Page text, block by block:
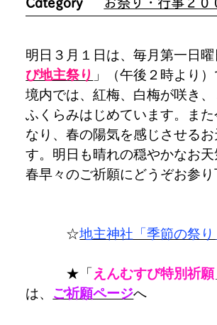
明日３月１日は、毎月第一日
び地主祭り 」（午後２時より）
境内では、紅梅、白梅が咲き
ふくらみはじめています。ま
なり、春の陽気を感じさせる
す。明日も晴れの穏やかなお
春早々のご祈願にどうぞお参り
☆地主神社「季節の祭
★「 えんむすび特別祈願
は、 ご祈願ページへ